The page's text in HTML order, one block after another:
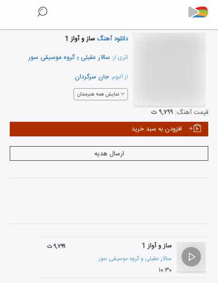
دانلود آهنگ ساز و آواز 1
اثری از: سالار عقیلی و گروه موسیقی سور
از آلبوم: جان سرگردان
نمایش همه هنرمندان
قیمت آهنگ: ۹,۷۹۹ ت
افزودن به سبد خرید
ارسال هدیه
ساز و آواز 1
سالار عقیلی وگروه موسیقی سور
۱۰:۳۰
۹,۷۹۹ ت